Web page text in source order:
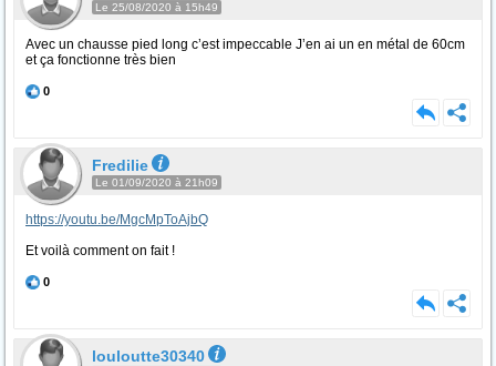
Le 25/08/2020 à 15h49
Avec un chausse pied long c’est impeccable J’en ai un en métal de 60cm
et ça fonctionne très bien
0
Fredilie
Le 01/09/2020 à 21h09
https://youtu.be/MgcMpToAjbQ
Et voilà comment on fait !
0
louloutte30340